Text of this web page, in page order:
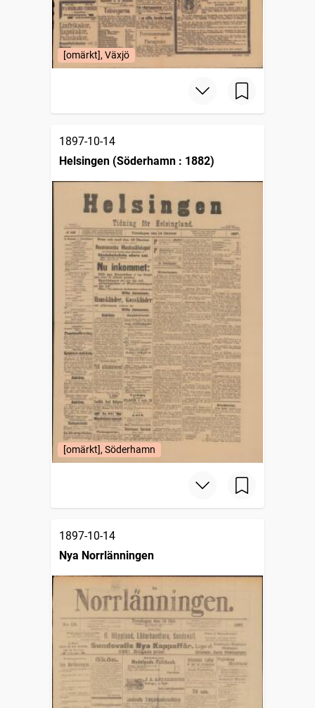
[omärkt], Växjö
1897-10-14
Helsingen (Söderhamn : 1882)
[omärkt], Söderhamn
1897-10-14
Nya Norrlänningen